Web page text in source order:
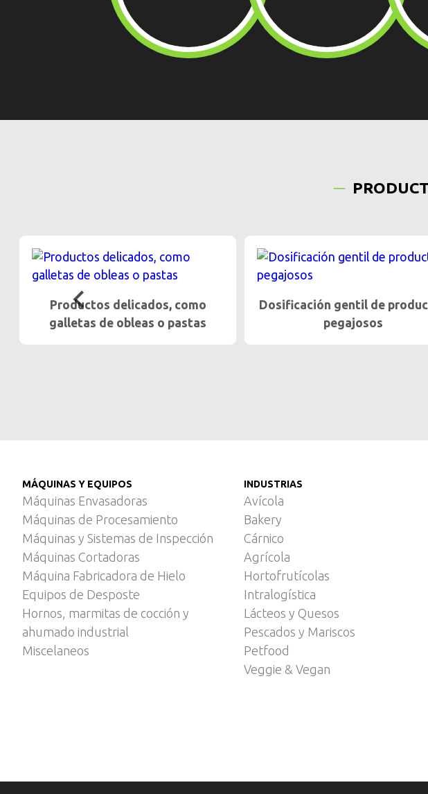
Dosificación gentil de productos
pegajosos
Alta performance para
productos pequeños y de
MÁQUINAS Y EQUIPOS
Máquinas Envasadoras
Máquinas de Procesamiento
Máquinas y Sistemas de Inspección
Máquinas Cortadoras
Máquina Fabricadora de Hielo
Equipos de Desposte
Hornos, marmitas de cocción y
ahumado industrial
Miscelaneos
INDUSTRIAS
Avícola
Bakery
Cárnico
Agrícola
Hortofrutícolas
Intralogística
Lácteos y Quesos
Pescados y Mariscos
Petfood
Veggie & Vegan